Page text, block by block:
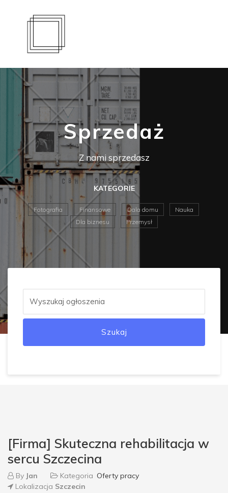
Sprzedaż
Z nami sprzedasz
KATEGORIE
Fotografia Finansowe Dala domu
Nauka
Dla biznesu
Przemysł
Szukaj
[Firma] Skuteczna rehabilitacja w
sercu Szczecina
By Jan Kategoria Oferty pracy
Lokalizacja Szczecin